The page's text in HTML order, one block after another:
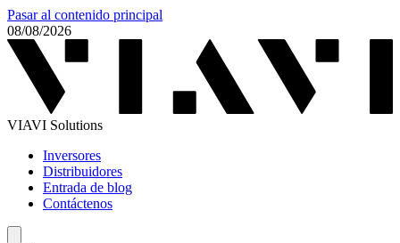
Pasar al contenido principal
08/08/2026
VIAVI Solutions
Inversores
Distribuidores
Entrada de blog
Contáctenos